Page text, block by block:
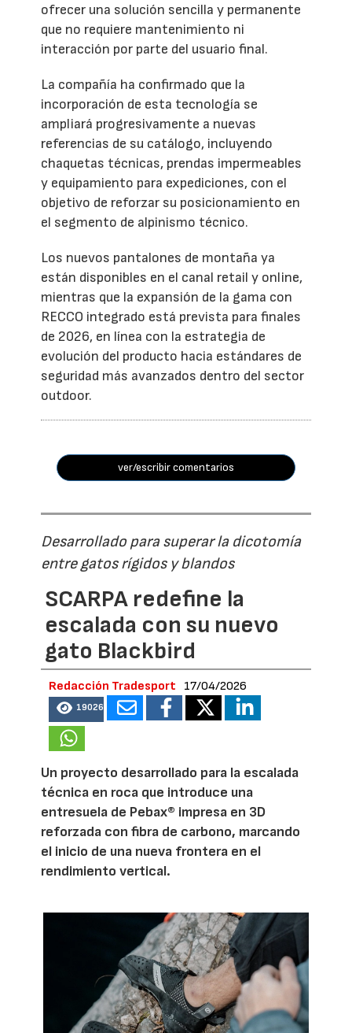
ofrecer una solución sencilla y permanente
que no requiere mantenimiento ni
interacción por parte del usuario final.
La compañía ha confirmado que la
incorporación de esta tecnología se
ampliará progresivamente a nuevas
referencias de su catálogo, incluyendo
chaquetas técnicas, prendas impermeables
y equipamiento para expediciones, con el
objetivo de reforzar su posicionamiento en
el segmento de alpinismo técnico.
Los nuevos pantalones de montaña ya
están disponibles en el canal retail y online,
mientras que la expansión de la gama con
RECCO integrado está prevista para finales
de 2026, en línea con la estrategia de
evolución del producto hacia estándares de
seguridad más avanzados dentro del sector
outdoor.
ver/escribir comentarios
Desarrollado para superar la dicotomía
entre gatos rígidos y blandos
SCARPA redefine la
escalada con su nuevo
gato Blackbird
Redacción Tradesport 17/04/2026
19026
Un proyecto desarrollado para la escalada
técnica en roca que introduce una
entresuela de Pebax® impresa en 3D
reforzada con fibra de carbono, marcando
el inicio de una nueva frontera en el
rendimiento vertical.